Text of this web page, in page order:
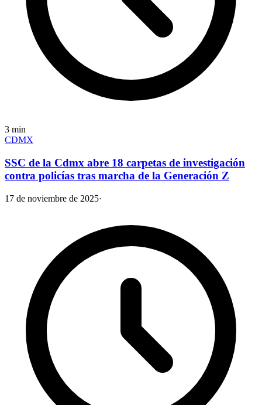
3 min
CDMX
SSC de la Cdmx abre 18 carpetas de investigación
contra policías tras marcha de la Generación Z
17 de noviembre de 2025·